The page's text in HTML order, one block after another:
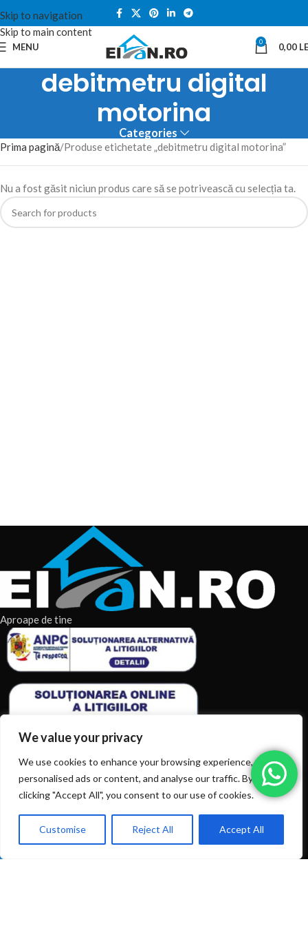
We value your privacy
We use cookies to enhance your browsing experience, serve
personalised ads or content, and analyse our traffic. By
clicking "Accept All", you consent to our use of cookies.
Customise Reject All Accept All
Ai intrebări? Sună la: +40720366616
Skip to navigation
Skip to main content
MENU 0 0,00
debitmetru digital
motorina
Categories
Prima pagină Produse etichetate „debitmetru digital motorina”
Nu a fost găsit niciun produs care să se potrivească cu selecția ta.
Aproape de tine
ARTICOLE RECENTE
TERMENI & CONDITII
CATEGORII DE PRODUSE
0